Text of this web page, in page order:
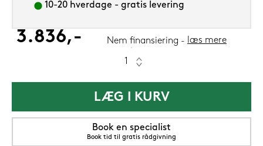
10-20 hverdage - gratis levering
3.836,- Nem finansiering læs mere
LÆG I KURV
Book en specialist
Book tid til gratis rådgivning